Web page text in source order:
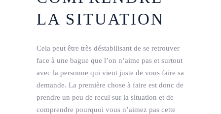
LA SITUATION
Cela peut être très déstabilisant de se retrouver
face à une bague que l’on n’aime pas et surtout
avec la personne qui vient juste de vous faire sa
demande. La première chose à faire est donc de
prendre un peu de recul sur la situation et de
comprendre pourquoi vous n’aimez pas cette